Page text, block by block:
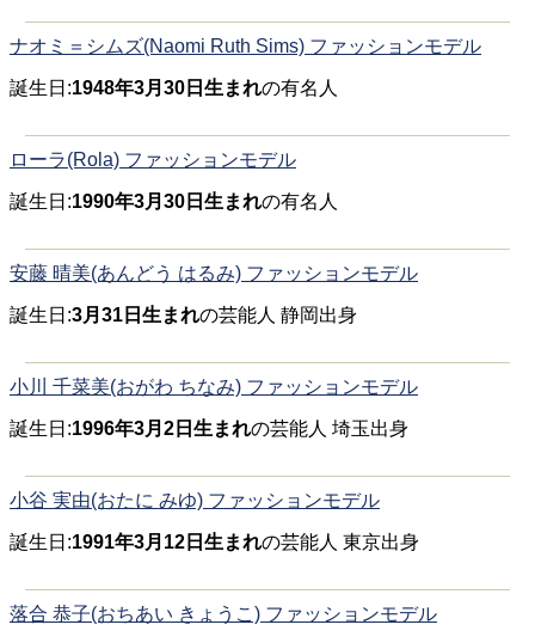
ナオミ＝シムズ(Naomi Ruth Sims) ファッションモデル
誕生日:1948年3月30日生まれの有名人
ローラ(Rola) ファッションモデル
誕生日:1990年3月30日生まれの有名人
安藤 晴美(あんどう はるみ) ファッションモデル
誕生日:3月31日生まれの芸能人 静岡出身
小川 千菜美(おがわ ちなみ) ファッションモデル
誕生日:1996年3月2日生まれの芸能人 埼玉出身
小谷 実由(おたに みゆ) ファッションモデル
誕生日:1991年3月12日生まれの芸能人 東京出身
落合 恭子(おちあい きょうこ) ファッションモデル